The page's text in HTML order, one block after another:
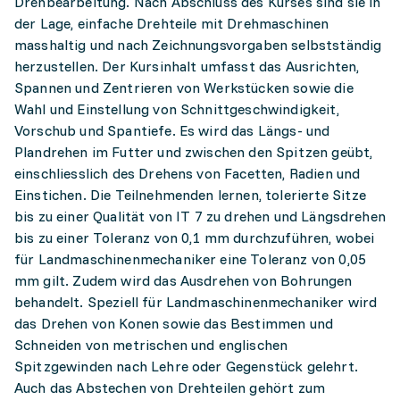
der Lage, einfache Drehteile mit Drehmaschinen
masshaltig und nach Zeichnungsvorgaben selbstständig
herzustellen. Der Kursinhalt umfasst das Ausrichten,
Spannen und Zentrieren von Werkstücken sowie die
Wahl und Einstellung von Schnittgeschwindigkeit,
Vorschub und Spantiefe. Es wird das Längs- und
Plandrehen im Futter und zwischen den Spitzen geübt,
einschliesslich des Drehens von Facetten, Radien und
Einstichen. Die Teilnehmenden lernen, tolerierte Sitze
bis zu einer Qualität von IT 7 zu drehen und Längsdrehen
bis zu einer Toleranz von 0,1 mm durchzuführen, wobei
für Landmaschinenmechaniker eine Toleranz von 0,05
mm gilt. Zudem wird das Ausdrehen von Bohrungen
behandelt. Speziell für Landmaschinenmechaniker wird
das Drehen von Konen sowie das Bestimmen und
Schneiden von metrischen und englischen
Spitzgewinden nach Lehre oder Gegenstück gelehrt.
Auch das Abstechen von Drehteilen gehört zum